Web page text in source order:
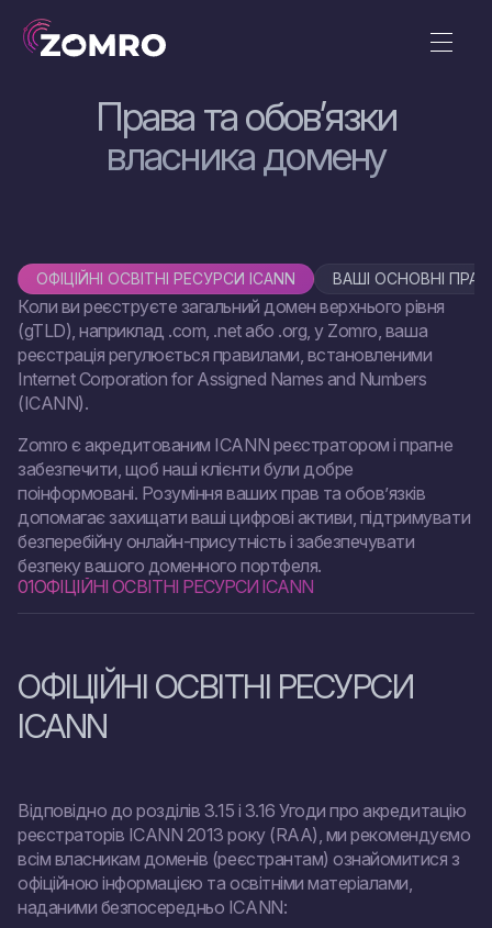
Права та обов’язки
власника домену
ОФІЦІЙНІ ОСВІТНІ РЕСУРСИ ICANN ВАШІ ОСНОВНІ
Коли ви реєструєте загальний домен верхнього рівня
(gTLD), наприклад .com, .net або .org, у Zomro, ваша
реєстрація регулюється правилами, встановленими
Internet Corporation for Assigned Names and Numbers
(ICANN).
Zomro є акредитованим ICANN реєстратором і прагне
забезпечити, щоб наші клієнти були добре
поінформовані. Розуміння ваших прав та обов’язків
допомагає захищати ваші цифрові активи, підтримувати
безперебійну онлайн-присутність і забезпечувати
безпеку вашого доменного портфеля.
01ОФІЦІЙНІ ОСВІТНІ РЕСУРСИ ICANN
ОФІЦІЙНІ ОСВІТНІ РЕСУРСИ
ICANN
Відповідно до розділів 3.15 і 3.16 Угоди про акредитацію
реєстраторів ICANN 2013 року (RAA), ми рекомендуємо
всім власникам доменів (реєстрантам) ознайомитися з
офіційною інформацією та освітніми матеріалами,
наданими безпосередньо ICANN: